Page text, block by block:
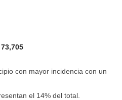
con mayor incidencia con un
el 14% del total.